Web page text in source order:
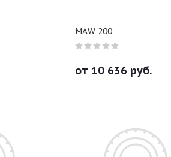
MAW 200
от 10 636 руб.